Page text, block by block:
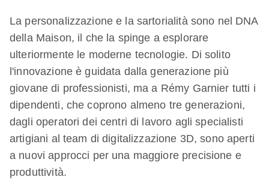
La personalizzazione e la sartorialità sono nel DNA
della Maison, il che la spinge a esplorare
ulteriormente le moderne tecnologie. Di solito
l'innovazione è guidata dalla generazione più
giovane di professionisti, ma a Rémy Garnier tutti i
dipendenti, che coprono almeno tre generazioni,
dagli operatori dei centri di lavoro agli specialisti
artigiani al team di digitalizzazione 3D, sono aperti
a nuovi approcci per una maggiore precisione e
produttività.